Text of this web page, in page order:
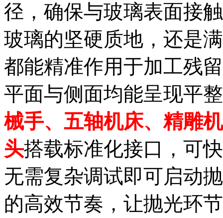
径，确保与玻璃表面接
玻璃的坚硬质地，还是
都能精准作用于加工残
平面与侧面均能呈现平
械手、五轴机床、精雕机
头搭载标准化接口，可
无需复杂调试即可启动
的高效节奏，让抛光环